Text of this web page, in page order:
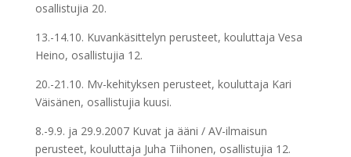
osallistujia 20.
13.-14.10. Kuvankäsittelyn perusteet, kouluttaja Vesa
Heino, osallistujia 12.
20.-21.10. Mv-kehityksen perusteet, kouluttaja Kari
Väisänen, osallistujia kuusi.
8.-9.9. ja 29.9.2007 Kuvat ja ääni / AV-ilmaisun
perusteet, kouluttaja Juha Tiihonen, osallistujia 12.